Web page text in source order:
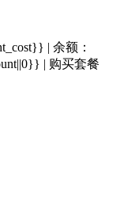
| 余额：
| 购买套餐